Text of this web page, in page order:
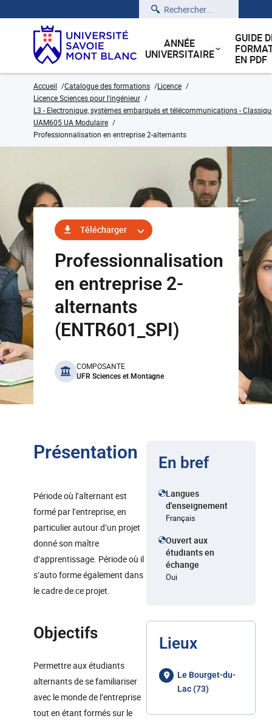
Rechercher
ANNÉE
UNIVERSITAIRE
GUIDE
EN PDF
Accueil Catalogue des formations
Licence
Licence Sciences pour l'ingénieur
L3 - Electronique, systèmes embarqués et télécommunications -
UAM605 UA Modulaire
Professionnalisation en entreprise 2-alternants
Télécharger
Professionnalisation
en entreprise 2-
alternants
(ENTR601_SPI)
benefits
COMPOSANTE
UFR Sciences et Montagne
Présentation
Période où l’alternant est
formé par l’entreprise, en
particulier autour d’un projet
donné son maître
d’apprentissage. Période où il
s’auto forme également dans
le cadre de ce projet.
Objectifs
Permettre aux étudiants
alternants de se familiariser
avec le monde de l’entreprise
tout en étant formés sur le
En bref
Langues
d'enseignement
Français
Ouvert aux
étudiants en
échange
Oui
Lieux
Le Bourget-du-
Lac (73)